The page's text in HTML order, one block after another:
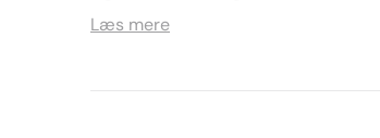
hyggeligt personalerum til dig og
Læs mere